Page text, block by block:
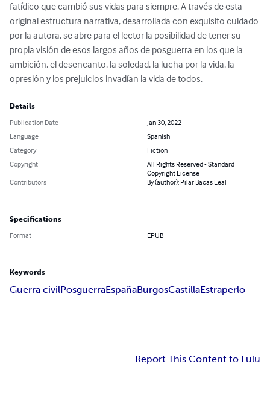
fatídico que cambió sus vidas para siempre. A través de esta
original estructura narrativa, desarrollada con exquisito cuidado
por la autora, se abre para el lector la posibilidad de tener su
propia visión de esos largos años de posguerra en los que la
ambición, el desencanto, la soledad, la lucha por la vida, la
opresión y los prejuicios invadían la vida de todos.
Details
Publication Date
Jan 30, 2022
Language
Spanish
Category
Fiction
Copyright
All Rights Reserved - Standard
Copyright License
Contributors
By (author): Pilar Bacas Leal
Specifications
Format EPUB
Keywords
Guerra civilPosguerraEspañaBurgosCastillaEstraperlo
Report This Content to Lulu